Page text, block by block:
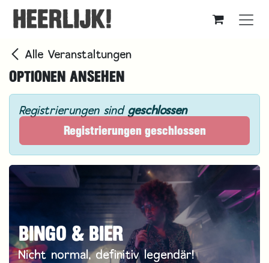
Zum Inhalt springen
Alle Veranstaltungen
OPTIONEN ANSEHEN
Registrierungen sind geschlossen
Registrierungen geschlossen
BINGO & BIER
Nicht normal, definitiv legendär!